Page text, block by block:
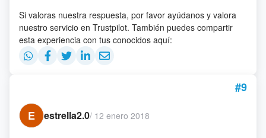
Si valoras nuestra respuesta, por favor ayúdanos y valora
nuestro servicio en Trustpilot. También puedes compartir
esta experiencia con tus conocidos aquí:
#9
E
estrella2.0/ 12 enero 2018